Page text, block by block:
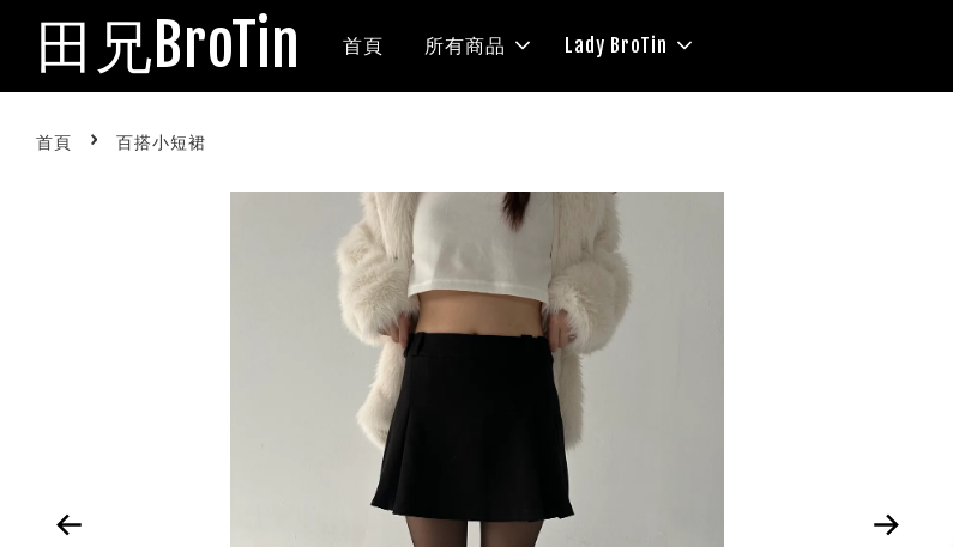
田兄BroTin 首頁 所有商品 Lady BroTin
首頁 › 百搭小短裙